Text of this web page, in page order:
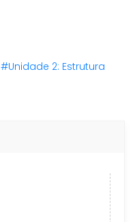
#Unidade 2: Estrutura